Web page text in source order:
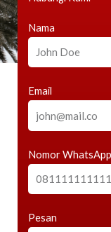
Nama
Email
Nomor WhatsApp
Pesan